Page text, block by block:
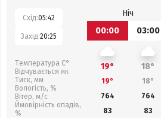
Схід:05:42
Захід:20:25
Температура С°
Відчувається як
Тиск, мм
Вологість, %
Вітер, м/с
Ймовірність опадів,
%
Ніч
00:00
03:00
19° 18°
19° 18°
764
764
83
83